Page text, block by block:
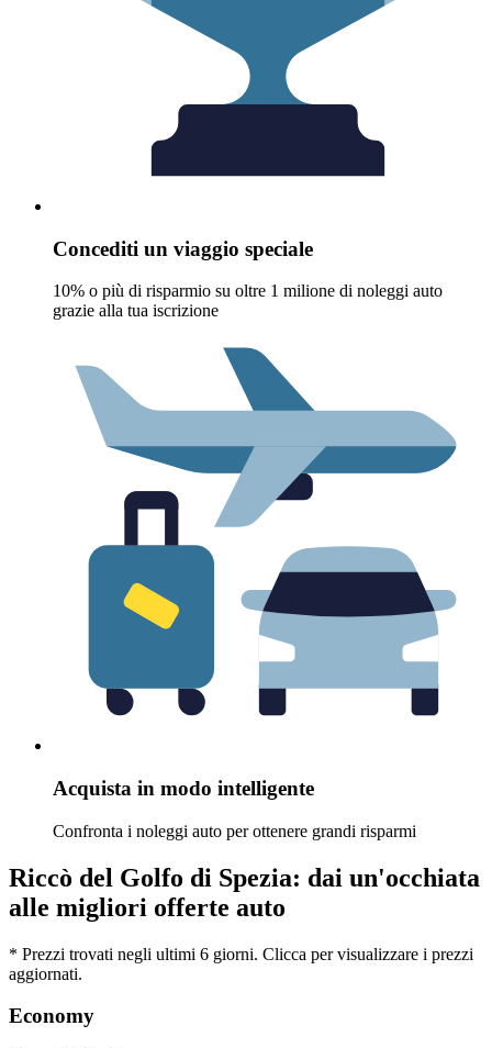
Concediti un viaggio speciale
10% o più di risparmio su oltre 1 milione di noleggi auto
grazie alla tua iscrizione
Acquista in modo intelligente
Confronta i noleggi auto per ottenere grandi risparmi
Riccò del Golfo di Spezia: dai un'occhiata
alle migliori offerte auto
* Prezzi trovati negli ultimi 6 giorni. Clicca per visualizzare i prezzi
aggiornati.
Economy